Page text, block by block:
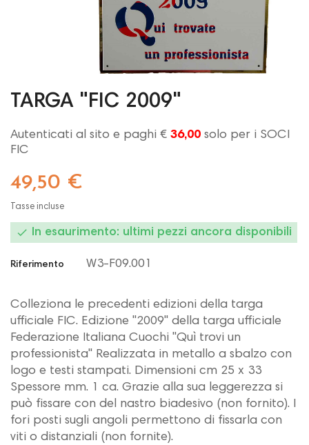
TARGA "FIC 2009"
Autenticati al sito e paghi € 36,00 solo per i SOCI
FIC
49,50 €
Tasse incluse
 In esaurimento: ultimi pezzi ancora disponibili
Riferimento W3-F09.001
Colleziona le precedenti edizioni della targa
ufficiale FIC. Edizione "2009" della targa ufficiale
Federazione Italiana Cuochi "Quì trovi un
professionista" Realizzata in metallo a sbalzo con
logo e testi stampati. Dimensioni cm 25 x 33
Spessore mm. 1 ca. Grazie alla sua leggerezza si
può fissare con del nastro biadesivo (non fornito). I
fori posti sugli angoli permettono di fissarla con
viti o distanziali (non fornite).